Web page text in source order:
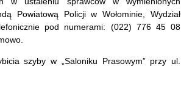
Powiatową Policji w Wołominie, Wydział
pod numerami: (022) 776 45 08
szyby w „Saloniku Prasowym” przy ul.